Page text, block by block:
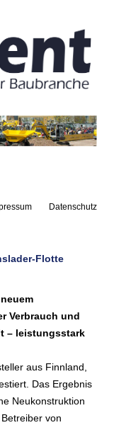
Datenschutz
Flotte
Verbrauch und
– leistungsstark
aus Finnland,
Das Ergebnis
Neukonstruktion
von